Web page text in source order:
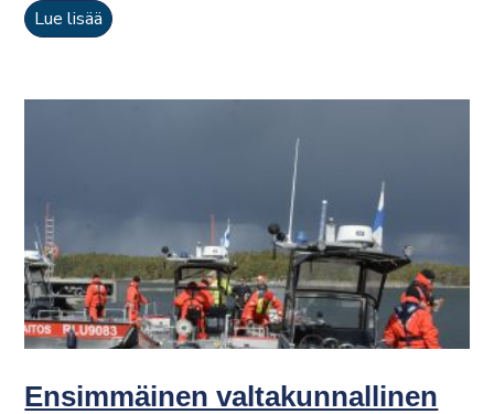
Lue lisää
Ensimmäinen valtakunnallinen